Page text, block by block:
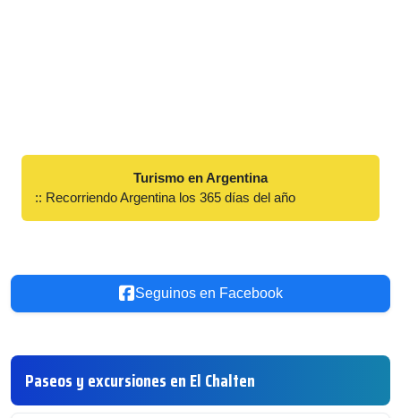
Turismo en Argentina
:: Recorriendo Argentina los 365 días del año
Seguinos en Facebook
Paseos y excursiones en El Chalten